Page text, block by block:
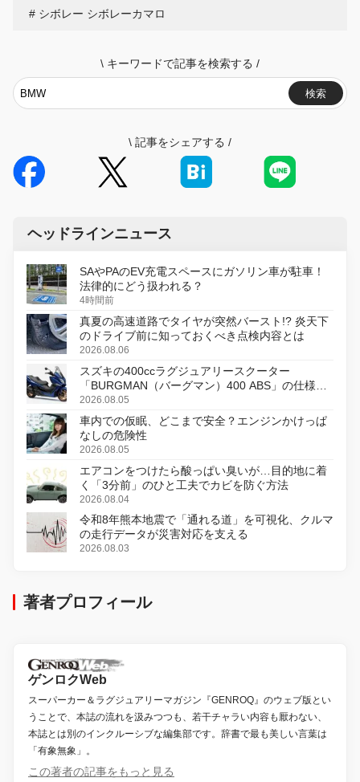
シボレー シボレーカマロ
\ キーワードで記事を検索する /
検索
\ 記事をシェアする /
ヘッドラインニュース
SAやPAのEV充電スペースにガソリン車が駐車！
法律的にどう扱われる？
4時間前
真夏の高速道路でタイヤが突然バースト!? 炎天下
のドライブ前に知っておくべき点検内容とは
2026.08.06
スズキの400ccラグジュアリースクーター
「BURGMAN（バーグマン）400 ABS」の仕様を
変更し、8月18日に発売
2026.08.05
車内での仮眠、どこまで安全？エンジンかけっぱ
なしの危険性
2026.08.05
エアコンをつけたら酸っぱい臭いが…目的地に着
く「3分前」のひと工夫でカビを防ぐ方法
2026.08.04
令和8年熊本地震で「通れる道」を可視化、クルマ
の走行データが災害対応を支える
2026.08.03
著者プロフィール
ゲンロクWeb
スーパーカー＆ラグジュアリーマガジン『GENROQ』のウェブ版とい
うことで、本誌の流れを汲みつつも、若干チャラい内容も厭わない、
本誌とは別のインクルーシブな編集部です。辞書で最も美しい言葉は
「有象無象」。
この著者の記事をもっと見る